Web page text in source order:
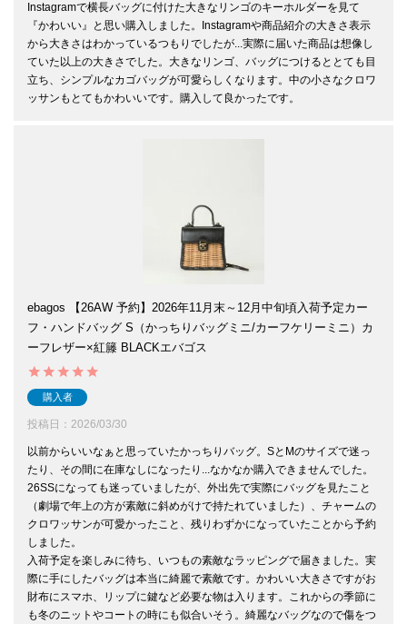
Instagramで横長バッグに付けた大きなリンゴのキーホルダーを見て
『かわいい』と思い購入しました。Instagramや商品紹介の大きさ表示
から大きさはわかっているつもりでしたが...実際に届いた商品は想像し
ていた以上の大きさでした。大きなリンゴ、バッグにつけるととても目
立ち、シンプルなカゴバッグが可愛らしくなります。中の小さなクロワ
ッサンもとてもかわいいです。購入して良かったです。
ebagos 【26AW 予約】2026年11月末～12月中旬頃入荷予定カー
フ・ハンドバッグ S（かっちりバッグミニ/カーフケリーミニ）カ
ーフレザー×紅籐 BLACKエバゴス
購入者
投稿日 2026/03/30
以前からいいなぁと思っていたかっちりバッグ。SとMのサイズで迷っ
たり、その間に在庫なしになったり...なかなか購入できませんでした。
26SSになっても迷っていましたが、外出先で実際にバッグを見たこと
（劇場で年上の方が素敵に斜めがけで持たれていました）、チャームの
クロワッサンが可愛かったこと、残りわずかになっていたことから予約
しました。
入荷予定を楽しみに待ち、いつもの素敵なラッピングで届きました。実
際に手にしたバッグは本当に綺麗で素敵です。かわいい大きさですがお
財布にスマホ、リップに鍵など必要な物は入ります。これからの季節に
も冬のニットやコートの時にも似合いそう。綺麗なバッグなので傷をつ